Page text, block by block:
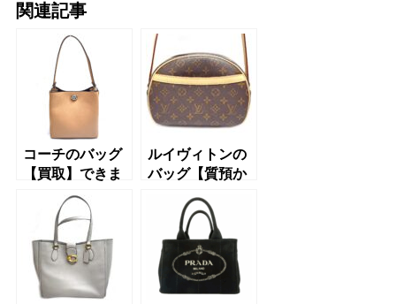
関連記事
コーチのバッグ
【買取】できま
す【世田谷】
【三軒茶屋】
【駒沢】【上
馬】
ルイヴィトンの
バッグ【質預か
り】【買取】で
きます【世田
谷】【三軒茶
屋】【駒沢】
【上馬】